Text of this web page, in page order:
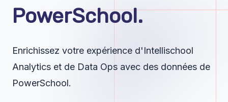
PowerSchool.
Enrichissez votre expérience d'Intellischool
Analytics et de Data Ops avec des données de
PowerSchool.